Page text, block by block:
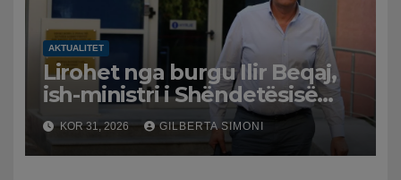
AKTUALITET
Lirohet nga burgu Ilir Beqaj,
ish-ministri i Shëndetësisë
‘kthehet’ në shtëpi, GJKKO i
ndryshon masën e arrestit
KOR 31, 2026 GILBERTA SIMONI